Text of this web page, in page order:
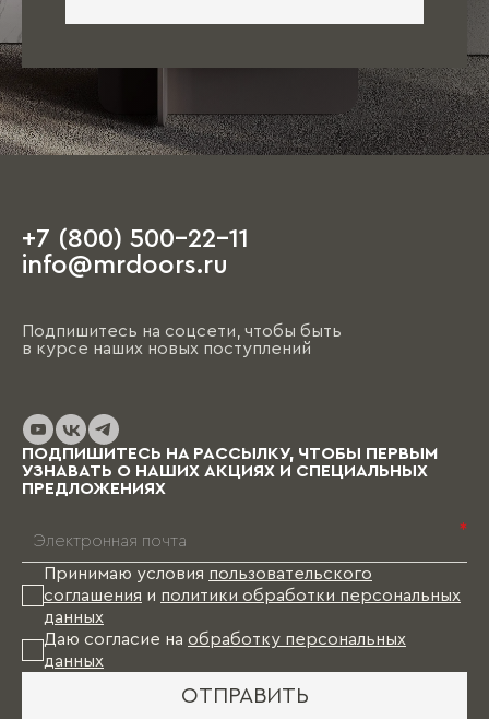
+7 (800) 500-22-11
info@mrdoors.ru
Подпишитесь на соцсети, чтобы быть
в курсе наших новых поступлений
ПОДПИШИТЕСЬ НА РАССЫЛКУ, ЧТОБЫ ПЕРВЫМ
УЗНАВАТЬ О НАШИХ АКЦИЯХ И СПЕЦИАЛЬНЫХ
ПРЕДЛОЖЕНИЯХ
*
Принимаю условия пользовательского
соглашения и политики обработки персональных
данных
Даю согласие на обработку персональных
данных
ОТПРАВИТЬ